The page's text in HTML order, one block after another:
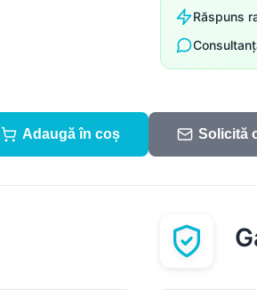
Răspuns
Adaugă în coș Solicită